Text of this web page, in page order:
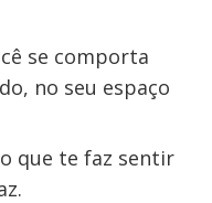
se comporta
no seu espaço
o que te faz sentir